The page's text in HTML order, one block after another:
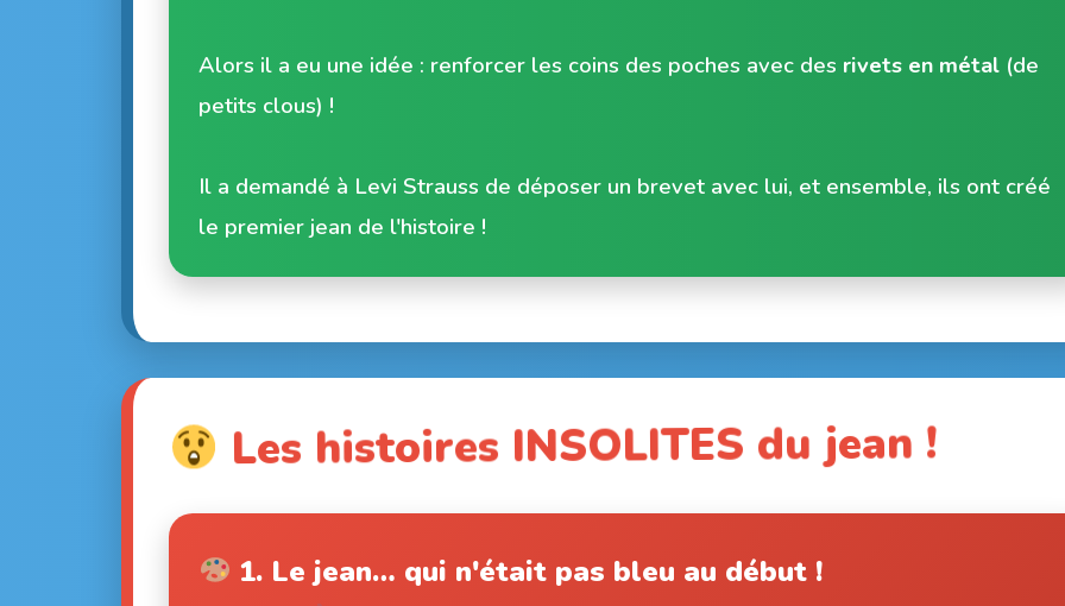
Alors il a eu une idée : renforcer les coins des poches avec des rivets en métal (de
petits clous) !
Il a demandé à Levi Strauss de déposer un brevet avec lui, et ensemble, ils ont créé
le premier jean de l'histoire !
Les histoires INSOLITES du jean !
1. Le jean… qui n'était pas bleu au début !